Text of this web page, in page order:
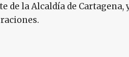
la Alcaldía de Cartagena,